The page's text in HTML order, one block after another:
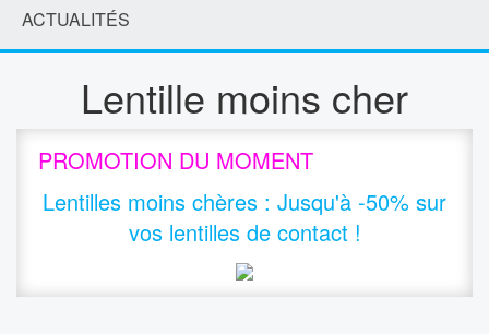
ACTUALITÉS
Lentille moins cher
PROMOTION DU MOMENT
Lentilles moins chères : Jusqu'à -50% sur
vos lentilles de contact !